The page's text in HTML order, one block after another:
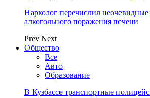
Нарколог перечислил
алкогольного поражения печени
Prev Next
Общество
Все
Авто
Образование
В Кузбассе транспортные